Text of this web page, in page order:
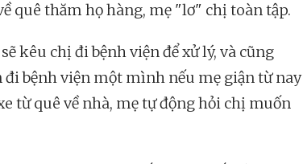
quê thăm họ hàng, mẹ "lơ" chị toàn tập.
kêu chị đi bệnh viện để xử lý, và cũng
đi bệnh viện một mình nếu mẹ giận từ nay
từ quê về nhà, mẹ tự động hỏi chị muốn